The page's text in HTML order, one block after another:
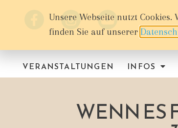
VERANSTALTUNGEN INFOS
WENN ES
Unsere Webseite nutzt
finden Sie auf unserer